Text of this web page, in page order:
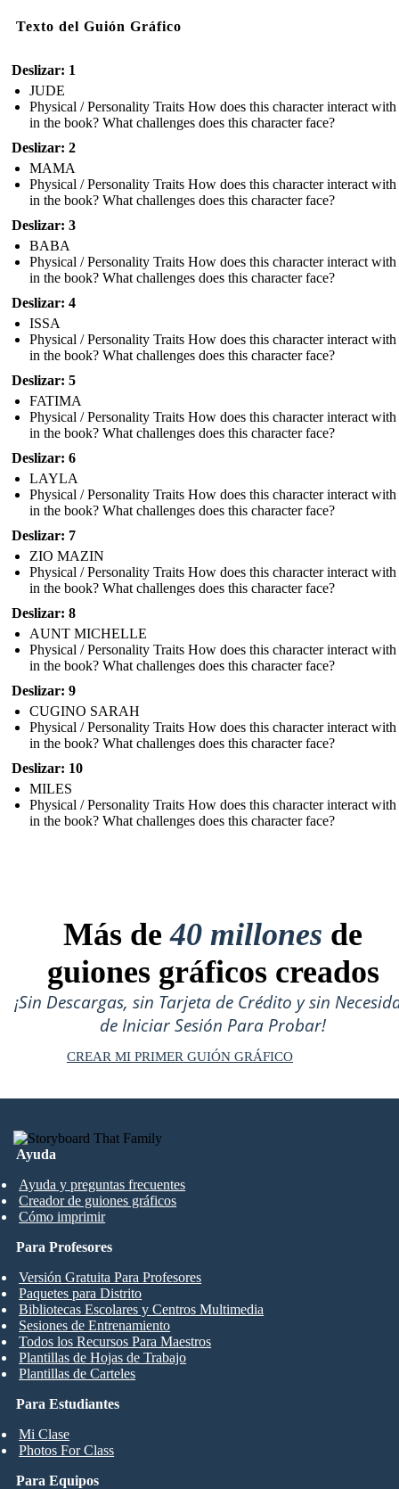
Texto del Guión Gráfico
Deslizar: 1
JUDE
Physical / Personality Traits How does this character interact with
in the book? What challenges does this character face?
Deslizar: 2
MAMA
Physical / Personality Traits How does this character interact with
in the book? What challenges does this character face?
Deslizar: 3
BABA
Physical / Personality Traits How does this character interact with
in the book? What challenges does this character face?
Deslizar: 4
ISSA
Physical / Personality Traits How does this character interact with
in the book? What challenges does this character face?
Deslizar: 5
FATIMA
Physical / Personality Traits How does this character interact with
in the book? What challenges does this character face?
Deslizar: 6
LAYLA
Physical / Personality Traits How does this character interact with
in the book? What challenges does this character face?
Deslizar: 7
ZIO MAZIN
Physical / Personality Traits How does this character interact with
in the book? What challenges does this character face?
Deslizar: 8
AUNT MICHELLE
Physical / Personality Traits How does this character interact with
in the book? What challenges does this character face?
Deslizar: 9
CUGINO SARAH
Physical / Personality Traits How does this character interact with
in the book? What challenges does this character face?
Deslizar: 10
MILES
Physical / Personality Traits How does this character interact with
in the book? What challenges does this character face?
Más de40 millones de
guiones gráficos creados
¡Sin Descargas, sin Tarjeta de Crédito y sin
de Iniciar Sesión Para Probar!
CREAR MI PRIMER GUIÓN GRÁFICO
Ayuda
Ayuda y preguntas frecuentes
Creador de guiones gráficos
Cómo imprimir
Para Estudiantes
Mi Clase
Photos For Class
Para Profesores
Versión Gratuita Para Profesores
Paquetes para Distrito
Bibliotecas Escolares y Centros Multimedia
Sesiones de Entrenamiento
Todos los Recursos Para Maestros
Plantillas de Hojas de Trabajo
Plantillas de Carteles
Para Equipos